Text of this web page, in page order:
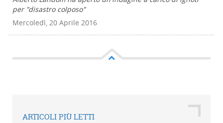
per "disastro colposo"
Mercoledì, 20 Aprile 2016
ARTICOLI PIÙ LETTI